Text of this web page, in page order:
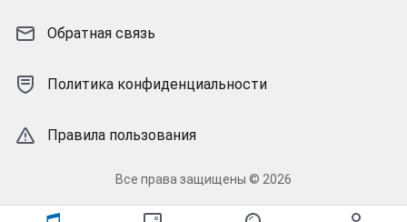
телефона, ну, или m4r мелодию на айфон (iPhone). Уверены, ты
пропустить мелодию звонка. Соловей - mp3 и m4r композиции
и звуки на звонок, которые зацепят тебя и всех вокруг. Твой
Обратная связь
Политика конфиденциальности
Правила пользования
Все права защищены © 2026